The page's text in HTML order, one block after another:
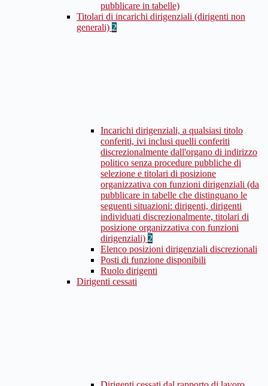
pubblicare in tabelle)
Titolari di incarichi dirigenziali (dirigenti non
generali) 2
Incarichi dirigenziali, a qualsiasi titolo
conferiti, ivi inclusi quelli conferiti
discrezionalmente dall'organo di indirizzo
politico senza procedure pubbliche di
selezione e titolari di posizione
organizzativa con funzioni dirigenziali (da
pubblicare in tabelle che distinguano le
seguenti situazioni: dirigenti, dirigenti
individuati discrezionalmente, titolari di
posizione organizzativa con funzioni
dirigenziali) 2
Elenco posizioni dirigenziali discrezionali
Posti di funzione disponibili
Ruolo dirigenti
Dirigenti cessati